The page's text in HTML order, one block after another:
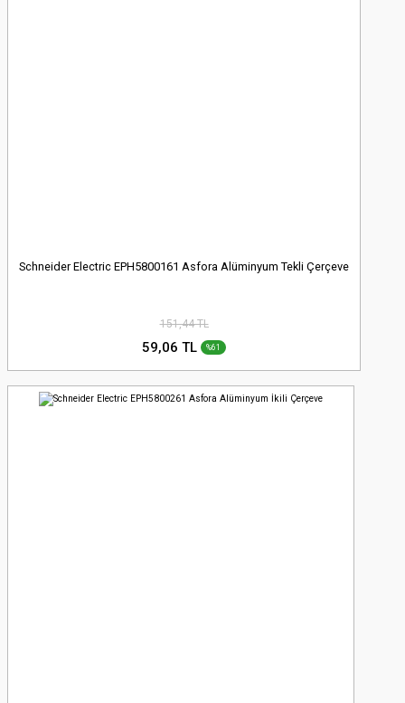
Schneider Electric EPH5800161 Asfora Alüminyum Tekli Çerçeve
151,44 TL
59,06 TL %61